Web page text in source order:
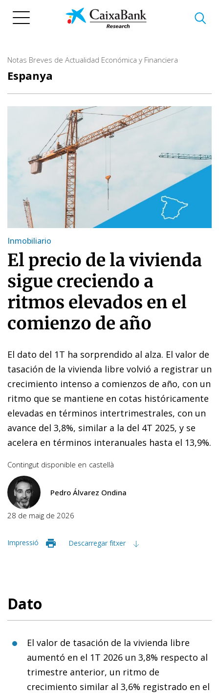
Notas Breves de Actualidad Económica y Financiera
Espanya
Inmobiliario
El precio de la vivienda
sigue creciendo a
ritmos elevados en el
comienzo de año
El dato del 1T ha sorprendido al alza. El valor de
tasación de la vivienda libre volvió a registrar un
crecimiento intenso a comienzos de año, con un
ritmo que se mantiene en cotas históricamente
elevadas en términos intertrimestrales, con un
avance del 3,8%, similar a la del 4T 2025, y se
acelera en términos interanuales hasta el 13,9%.
Contingut disponible en castellà
Pedro Álvarez Ondina
28 de maig de 2026
Impressió Descarregar fitxer
Dato
El valor de tasación de la vivienda libre
aumentó en el 1T 2026 un 3,8% respecto al
trimestre anterior, un ritmo de
crecimiento similar al 3,6% registrado en el